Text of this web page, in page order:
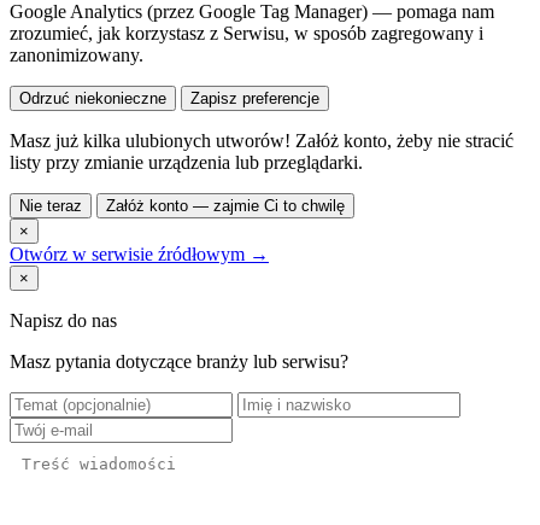
Google Analytics (przez Google Tag Manager) — pomaga nam
zrozumieć, jak korzystasz z Serwisu, w sposób zagregowany i
zanonimizowany.
Odrzuć niekonieczne Zapisz preferencje
Masz już kilka ulubionych utworów! Załóż konto, żeby nie stracić
listy przy zmianie urządzenia lub przeglądarki.
Nie teraz
Załóż konto — zajmie Ci to chwilę
×
Otwórz w serwisie źródłowym →
×
Napisz do nas
Masz pytania dotyczące branży lub serwisu?